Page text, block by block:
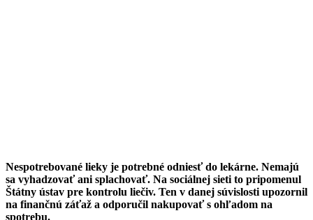
Nespotrebované lieky je potrebné odniesť do lekárne. Nemajú
sa vyhadzovať ani splachovať. Na sociálnej sieti to pripomenul
Štátny ústav pre kontrolu liečiv. Ten v danej súvislosti upozornil
na finančnú záťaž a odporučil nakupovať s ohľadom na
spotrebu.